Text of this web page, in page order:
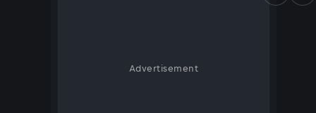
Advertisement